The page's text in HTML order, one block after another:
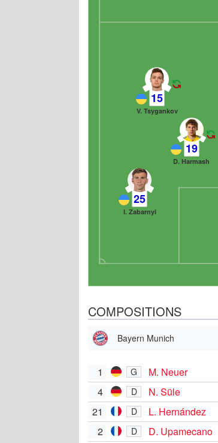
25
I. Zabarnyi
19
D. Harmash
15
V. Tsygankov
COMPOSITIONS
Bayern Munich
1 G
M. Neuer
4
D
N. Süle
21
D L. Hernández
2 D
D. Upamecano